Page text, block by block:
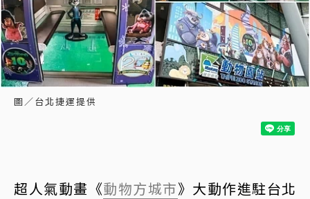
圖／台北捷運提供
超人氣動畫《動物方城市》大動作進駐台北